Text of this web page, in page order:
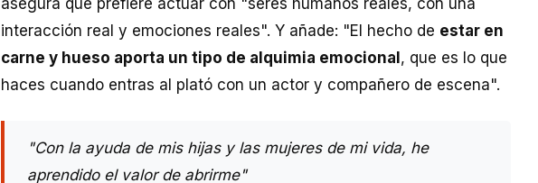
interacción real y emociones reales". Y añade: "El hecho de estar en
carne y hueso aporta un tipo de alquimia emocional, que es lo que
haces cuando entras al plató con un actor y compañero de escena".
"Con la ayuda de mis hijas y las mujeres de mi vida, he
aprendido el valor de abrirme"